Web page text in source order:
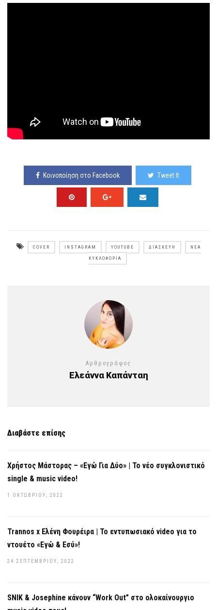
Κοινοποίηση στο Facebook Tweet It
COVER INSTAGRAM YOUTUBE ΔΙΑΣΚΕΥΉ ΝΈΑ
ΚΥΚΛΟΦΟΡΊΑ
Αρθρογράφος
Ελεάννα Καπάνταη
Διαβάστε επίσης
Χρήστος Μάστορας – «Εγώ Για Δύο» | Το νέο συγκλονιστικό
single & music video!
1 ΟΚΤΩΒΡΊΟΥ, 2022
Trannos x Ελένη Φουρέιρα | Το εντυπωσιακό video για το
ντουέτο «Εγώ & Εσύ»!
24 ΣΕΠΤΕΜΒΡΊΟΥ, 2022
SNIK & Josephine κάνουν “Work Out” στο ολοκαίνουργιο